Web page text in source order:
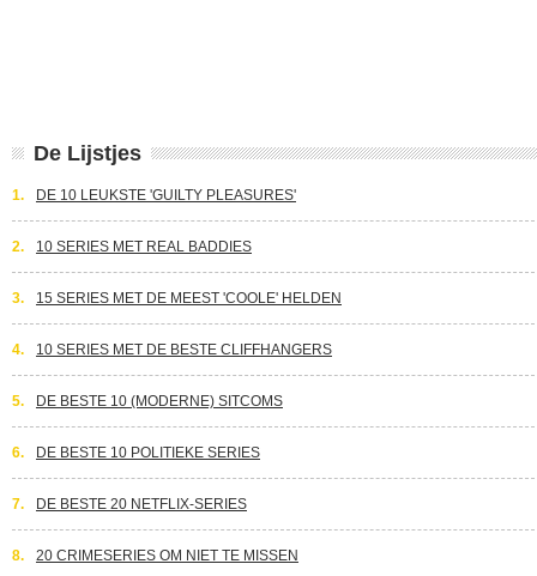
De Lijstjes
1. DE 10 LEUKSTE 'GUILTY PLEASURES'
2. 10 SERIES MET REAL BADDIES
3. 15 SERIES MET DE MEEST 'COOLE' HELDEN
4. 10 SERIES MET DE BESTE CLIFFHANGERS
5. DE BESTE 10 (MODERNE) SITCOMS
6. DE BESTE 10 POLITIEKE SERIES
7. DE BESTE 20 NETFLIX-SERIES
8. 20 CRIMESERIES OM NIET TE MISSEN